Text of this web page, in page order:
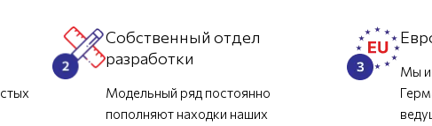
Собственный отдел
разработки
Модельный ряд постоянно
пополняют находки наших
Мы